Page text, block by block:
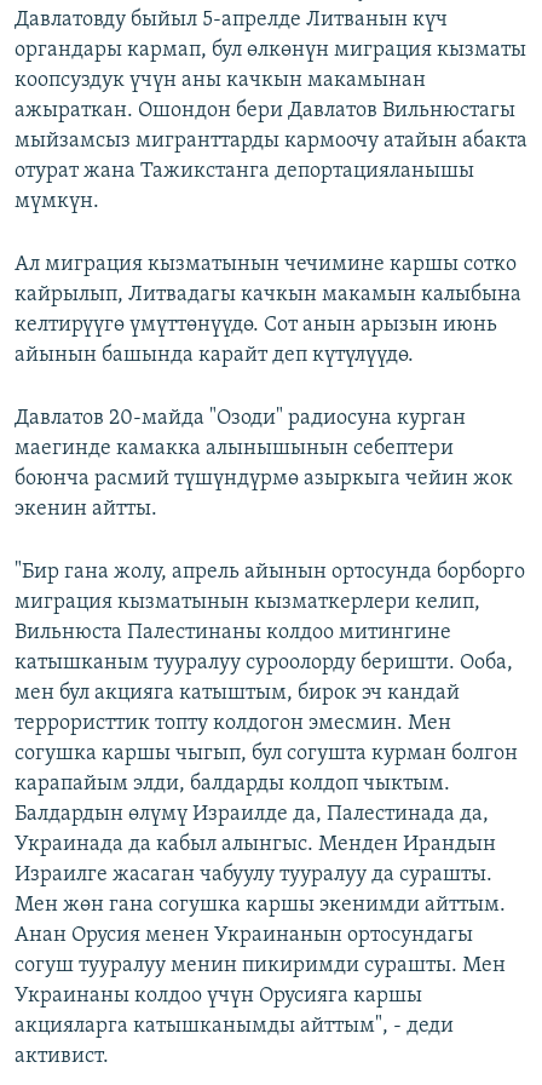
Давлатовду быйыл 5-апрелде Литванын күч
органдары кармап, бул өлкөнүн миграция кызматы
коопсуздук үчүн аны качкын макамынан
ажыраткан. Ошондон бери Давлатов Вильнюстагы
мыйзамсыз мигранттарды кармоочу атайын абакта
отурат жана Тажикстанга депортацияланышы
мүмкүн.
Ал миграция кызматынын чечимине каршы сотко
кайрылып, Литвадагы качкын макамын калыбына
келтирүүгө үмүттөнүүдө. Сот анын арызын июнь
айынын башында карайт деп күтүлүүдө.
Давлатов 20-майда "Озоди" радиосуна курган
маегинде камакка алынышынын себептери
боюнча расмий түшүндүрмө азыркыга чейин жок
экенин айтты.
"Бир гана жолу, апрель айынын ортосунда борборго
миграция кызматынын кызматкерлери келип,
Вильнюста Палестинаны колдоо митингине
катышканым тууралуу суроолорду беришти. Ооба,
мен бул акцияга катыштым, бирок эч кандай
террористтик топту колдогон эмесмин. Мен
согушка каршы чыгып, бул согушта курман болгон
карапайым элди, балдарды колдоп чыктым.
Балдардын өлүмү Израилде да, Палестинада да,
Украинада да кабыл алынгыс. Менден Ирандын
Израилге жасаган чабуулу тууралуу да сурашты.
Мен жөн гана согушка каршы экенимди айттым.
Анан Орусия менен Украинанын ортосундагы
согуш тууралуу менин пикиримди сурашты. Мен
Украинаны колдоо үчүн Орусияга каршы
акцияларга катышканымды айттым", - деди
активист.